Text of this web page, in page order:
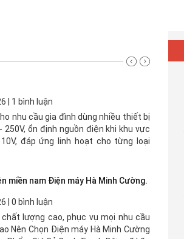
| 1 bình luận
nhu cầu gia đình dùng nhiều thiết bị
ổn định nguồn điện khi khu vực
đáp ứng linh hoạt cho từng loại
miền nam Điện máy Hà Minh Cường.
| 0 bình luận
lượng cao, phục vụ mọi nhu cầu
Nên Chọn Điện máy Hà Minh Cường